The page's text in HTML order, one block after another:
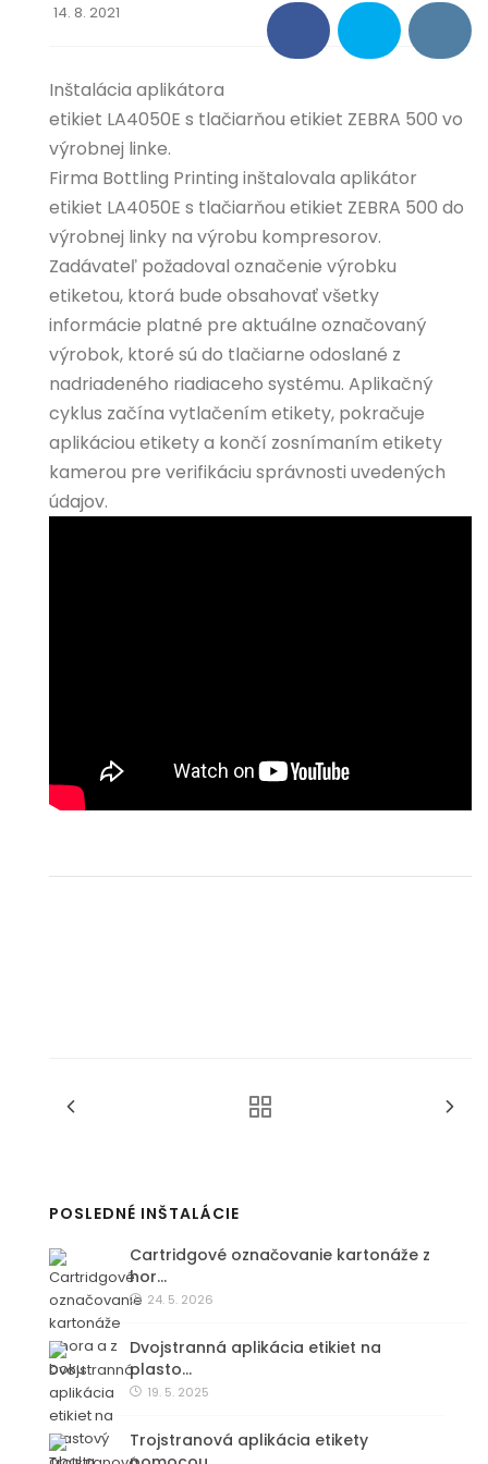
O NÁS
14. 8. 2021
Inštalácia aplikátora
etikiet LA4050E s tlačiarňou etikiet ZEBRA 500 vo
výrobnej linke.
Firma Bottling Printing inštalovala aplikátor
etikiet LA4050E s tlačiarňou etikiet ZEBRA 500 do
výrobnej linky na výrobu kompresorov.
Zadávateľ požadoval označenie výrobku
etiketou, ktorá bude obsahovať všetky
informácie platné pre aktuálne označovaný
výrobok, ktoré sú do tlačiarne odoslané z
nadriadeného riadiaceho systému. Aplikačný
cyklus začína vytlačením etikety, pokračuje
aplikáciou etikety a končí zosnímaním etikety
kamerou pre verifikáciu správnosti uvedených
údajov.
POSLEDNÉ INŠTALÁCIE
Cartridgové označovanie kartonáže z
hor…
24. 5. 2026
Dvojstranná aplikácia etikiet na
plasto…
19. 5. 2025
Trojstranová aplikácia etikety